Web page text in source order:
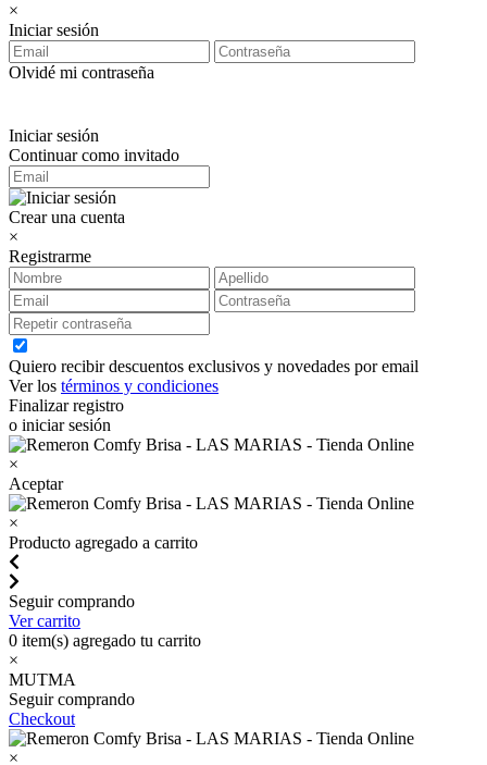
×
Iniciar sesión
Olvidé mi contraseña
Iniciar sesión
Continuar como invitado
Crear una cuenta
×
Registrarme
Quiero recibir descuentos exclusivos y novedades por email
Ver los términos y condiciones
Finalizar registro
o iniciar sesión
×
Aceptar
×
Producto agregado a carrito
Seguir comprando
Ver carrito
0 item(s) agregado tu carrito
×
MUTMA
Seguir comprando
Checkout
×